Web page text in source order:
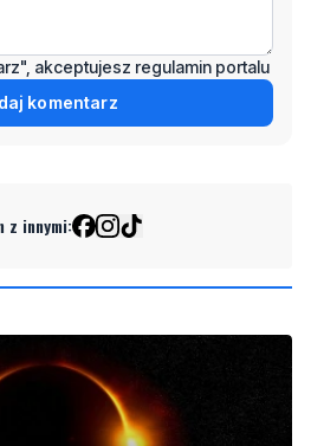
akceptujesz regulamin portalu
komentarz
z innymi: